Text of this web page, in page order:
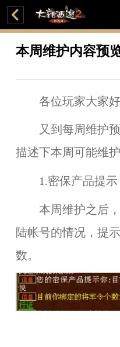
本周维护内容预
各位玩家大家好
又到每周维护预
描述下本周可能维
1.密保产品提示
本周维护之后，
陆帐号的情况，提
数。